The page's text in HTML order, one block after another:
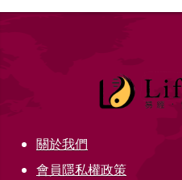
關於我們
會員隱私權政策